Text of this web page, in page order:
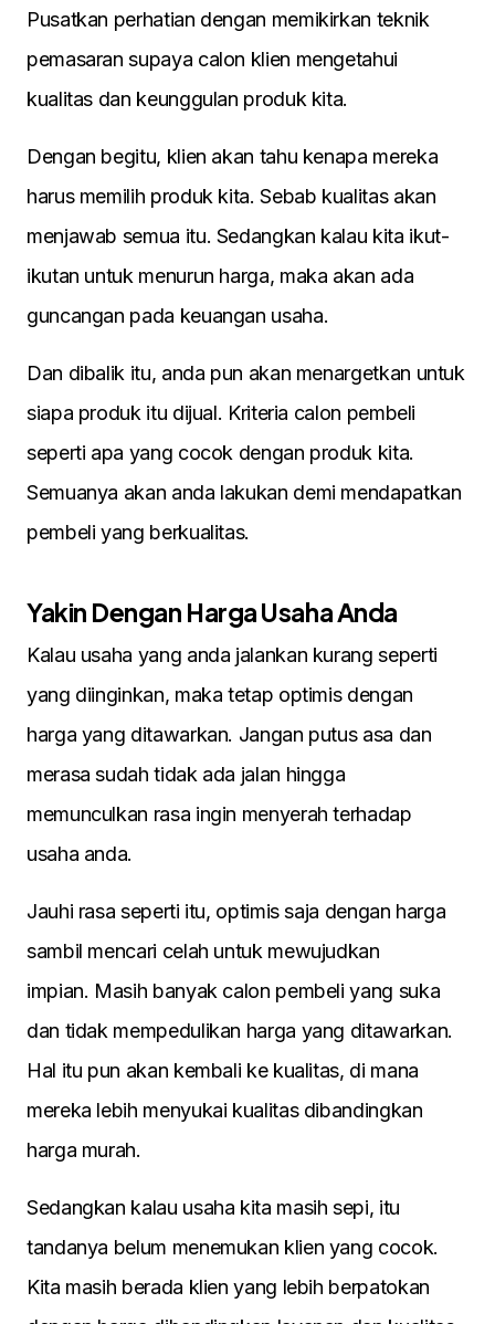
Pusatkan perhatian dengan memikirkan teknik
pemasaran supaya calon klien mengetahui
kualitas dan keunggulan produk kita.
Dengan begitu, klien akan tahu kenapa mereka
harus memilih produk kita. Sebab kualitas akan
menjawab semua itu. Sedangkan kalau kita ikut-
ikutan untuk menurun harga, maka akan ada
guncangan pada keuangan usaha.
Dan dibalik itu, anda pun akan menargetkan untuk
siapa produk itu dijual. Kriteria calon pembeli
seperti apa yang cocok dengan produk kita.
Semuanya akan anda lakukan demi mendapatkan
pembeli yang berkualitas.
Yakin Dengan Harga Usaha Anda
Kalau usaha yang anda jalankan kurang seperti
yang diinginkan, maka tetap optimis dengan
harga yang ditawarkan. Jangan putus asa dan
merasa sudah tidak ada jalan hingga
memunculkan rasa ingin menyerah terhadap
usaha anda.
Jauhi rasa seperti itu, optimis saja dengan harga
sambil mencari celah untuk mewujudkan
impian. Masih banyak calon pembeli yang suka
dan tidak mempedulikan harga yang ditawarkan.
Hal itu pun akan kembali ke kualitas, di mana
mereka lebih menyukai kualitas dibandingkan
harga murah.
Sedangkan kalau usaha kita masih sepi, itu
tandanya belum menemukan klien yang cocok.
Kita masih berada klien yang lebih berpatokan